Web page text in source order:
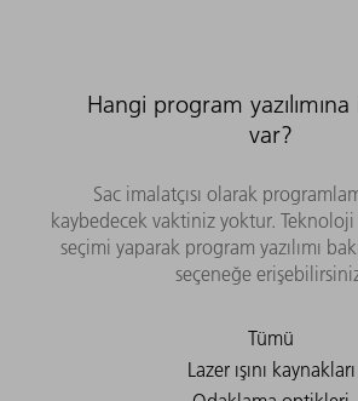
Hangi program yazılımına
var?
Sac imalatçısı olarak
kaybedecek vaktiniz yoktur.
seçimi yaparak program yazılımı
seçeneğe